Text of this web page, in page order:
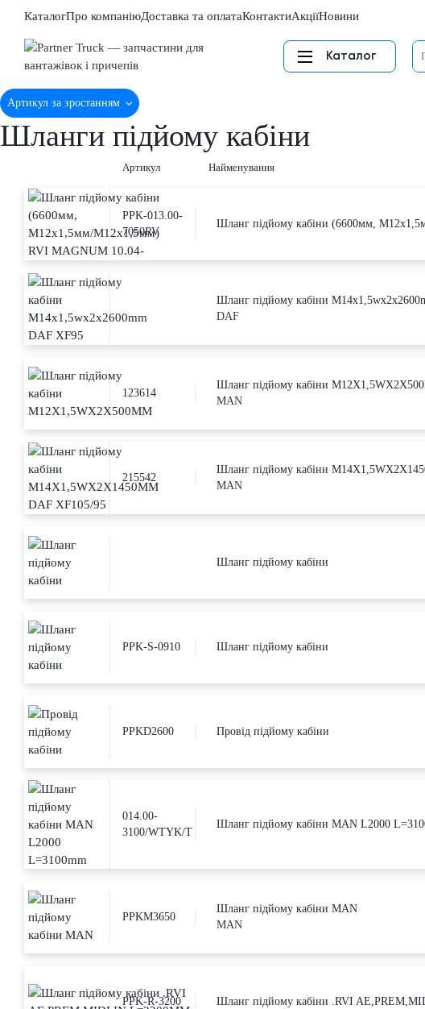
КаталогПро компаніюДоставка та оплатаКонтактиАкціїНовини
Каталог
Артикул за зростанням
Шланги підйому кабіни
Артикул Найменування
PPK-013.00-
7050RV
Шланг підйому кабіни (6600мм,
Шланг підйому кабіни
DAF
123614
Шланг підйому кабіни
MAN
215542
Шланг підйому кабіни
MAN
Шланг підйому кабіни
PPK-S-0910 Шланг підйому кабіни
PPKD2600 Провід підйому кабіни
014.00-
3100/WTYK/T
Шланг підйому кабіни MAN L2000
PPKM3650
Шланг підйому кабіни MAN
MAN
PPK-R-3200 Шланг підйому кабіни .RVI